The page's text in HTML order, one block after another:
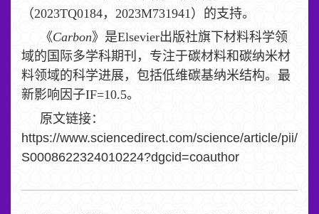
（2023TQ0184，2023M731941）的支持。
《Carbon》是Elsevier出版社旗下材料科学领
域的国际多学科期刊，专注于碳材料和碳纳米材
料领域的科学进展，包括低维碳基纳米结构。最
新影响因子IF=10.5。
原文链接：
https://www.sciencedirect.com/science/article/pii/
S0008622324010224?dgcid=coauthor